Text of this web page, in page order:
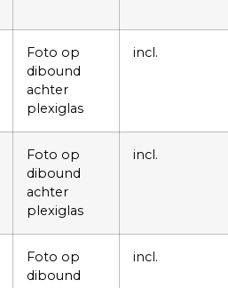
Foto op
dibound
achter
plexiglas
incl.
Foto op
dibound
achter
plexiglas
incl.
Foto op
dibound
incl.